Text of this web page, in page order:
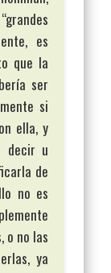
es
que la
ser
si
ella, y
decir u
de
no es
o no las
ya